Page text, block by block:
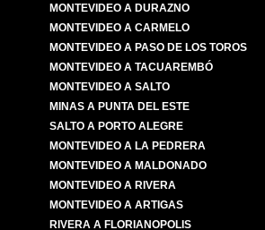
MONTEVIDEO A DURAZNO
MONTEVIDEO A CARMELO
MONTEVIDEO A PASO DE LOS TOROS
MONTEVIDEO A TACUAREMBÓ
MONTEVIDEO A SALTO
MINAS A PUNTA DEL ESTE
SALTO A PORTO ALEGRE
MONTEVIDEO A LA PEDRERA
MONTEVIDEO A MALDONADO
MONTEVIDEO A RIVERA
MONTEVIDEO A ARTIGAS
RIVERA A FLORIANOPOLIS